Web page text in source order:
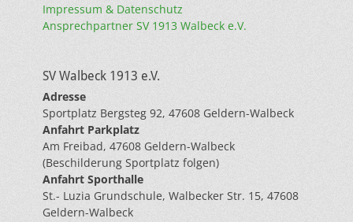
Impressum & Datenschutz
Ansprechpartner SV 1913 Walbeck e.V.
SV Walbeck 1913 e.V.
Adresse
Sportplatz Bergsteg 92, 47608 Geldern-Walbeck
Anfahrt Parkplatz
Am Freibad, 47608 Geldern-Walbeck
(Beschilderung Sportplatz folgen)
Anfahrt Sporthalle
St.- Luzia Grundschule, Walbecker Str. 15, 47608
Geldern-Walbeck